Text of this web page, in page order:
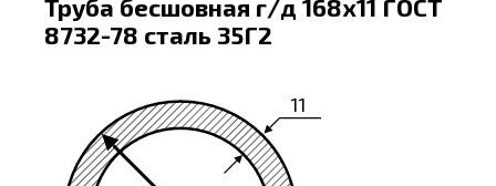
Труба бесшовная г/д 168х11 ГОСТ
8732-78 сталь 35Г2
11